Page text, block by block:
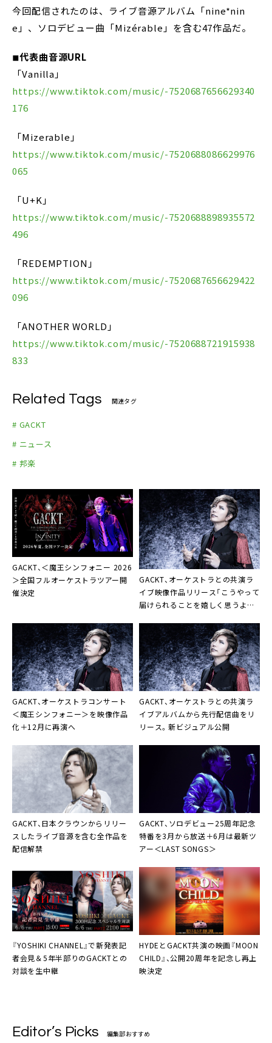
今回配信されたのは、ライブ音源アルバム「nine*nin
e」、ソロデビュー曲「Mizérable」を含む47作品だ。
◾︎代表曲音源URL
「Vanilla」
https://www.tiktok.com/music/-7520687656629340
176
「Mizerable」
https://www.tiktok.com/music/-7520688086629976
065
「U+K」
https://www.tiktok.com/music/-7520688898935572
496
「REDEMPTION」
https://www.tiktok.com/music/-7520687656629422
096
「ANOTHER WORLD」
https://www.tiktok.com/music/-7520688721915938
833
Related Tags 関連タグ
# GACKT
# ニュース
# 邦楽
GACKT、＜魔王シンフォニー 2026
＞全国フルオーケストラツアー開
催決定
GACKT、オーケストラとの共演ラ
イブ映像作品リリース「こうやって
届けられることを嬉しく思うよ。
きっと魂が震えるはずだ」
GACKT、オーケストラコンサート
＜魔王シンフォニー＞を映像作品
化＋12月に再演へ
GACKT、オーケストラとの共演ラ
イブアルバムから先行配信曲をリ
リース。新ビジュアル公開
GACKT、日本クラウンからリリー
スしたライブ音源を含む全作品を
配信解禁
GACKT、ソロデビュー25周年記念
特番を3月から放送＋6月は最新ツ
アー＜LAST SONGS＞
『YOSHIKI CHANNEL』で新発表記
者会見＆5年半部りのGACKTとの
対談を生中継
HYDEとGACKT共演の映画『MOON
CHILD』、公開20周年を記念し再上
映決定
Editor’s Picks 編集部おすすめ